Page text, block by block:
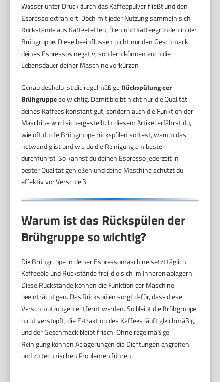
Wasser unter Druck durch das Kaffeepulver fließt und den
Espresso extrahiert. Doch mit jeder Nutzung sammeln sich
Rückstände aus Kaffeefetten, Ölen und Kaffeegründen in der
Brühgruppe. Diese beeinflussen nicht nur den Geschmack
deines Espressos negativ, sondern können auch die
Lebensdauer deiner Maschine verkürzen.
Genau deshalb ist die regelmäßigeRückspülung der
Brühgruppeso wichtig. Damit bleibt nicht nur die Qualität
deines Kaffees konstant gut, sondern auch die Funktion der
Maschine wird sichergestellt. In diesem Artikel erfährst du,
wie oft du die Brühgruppe rückspülen solltest, warum das
notwendig ist und wie du die Reinigung am besten
durchführst. So kannst du deinen Espresso jederzeit in
bester Qualität genießen und deine Maschine schützt du
effektiv vor Verschleiß.
Warum ist das Rückspülen der
Brühgruppe so wichtig?
Die Brühgruppe in deiner Espressomaschine setzt täglich
Kaffeeöle und Rückstände frei, die sich im Inneren ablagern.
Diese Rückstände können die Funktion der Maschine
beeinträchtigen. Das Rückspülen sorgt dafür, dass diese
Verschmutzungen entfernt werden. So bleibt die Brühgruppe
nicht verstopft, die Extraktion des Kaffees läuft gleichmäßig,
und der Geschmack bleibt frisch. Ohne regelmäßige
Reinigung können Ablagerungen die Dichtungen angreifen
und zu technischen Problemen führen.